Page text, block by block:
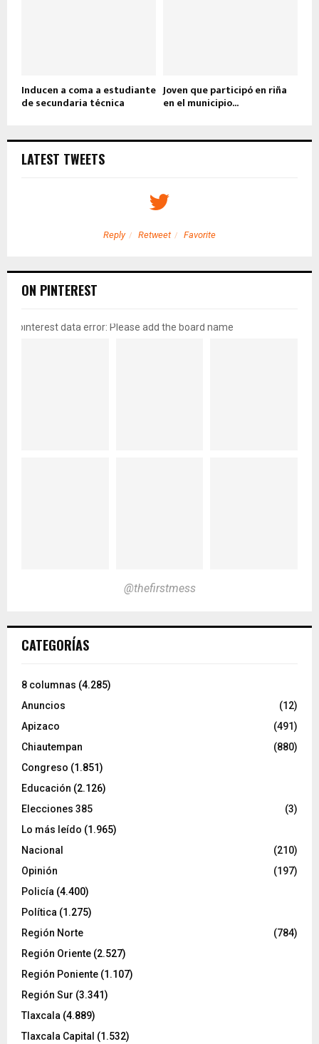
Inducen a coma a estudiante
de secundaria técnica
Joven que participó en riña
en el municipio...
LATEST TWEETS
Reply Retweet Favorite
ON PINTEREST
pinterest data error: Please add the board name
@thefirstmess
CATEGORÍAS
8 columnas (4.285)
Anuncios
(12)
Apizaco
(491)
Chiautempan
(880)
Congreso (1.851)
Educación (2.126)
Elecciones 385
(3)
Lo más leído (1.965)
Nacional
(210)
Opinión
(197)
Policía (4.400)
Política (1.275)
Región Norte
(784)
Región Oriente (2.527)
Región Poniente (1.107)
Región Sur (3.341)
Tlaxcala (4.889)
Tlaxcala Capital (1.532)